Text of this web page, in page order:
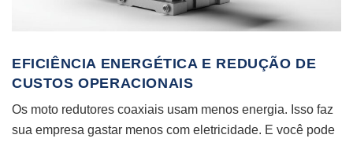
EFICIÊNCIA ENERGÉTICA E REDUÇÃO DE
CUSTOS OPERACIONAIS
Os moto redutores coaxiais usam menos energia. Isso faz
sua empresa gastar menos com eletricidade. E você pode